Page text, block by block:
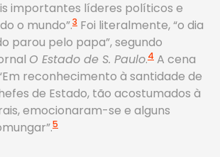
importantes líderes políticos e
o mundo”.3 Foi literalmente, “o dia
parou pelo papa”, segundo
O Estado de S. Paulo.4 A cena
reconhecimento à santidade de
de Estado, tão acostumados à
emocionaram-se e alguns
5